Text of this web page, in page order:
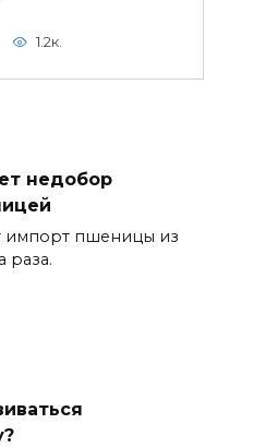
1.2к.
недобор
импорт пшеницы из
раза.